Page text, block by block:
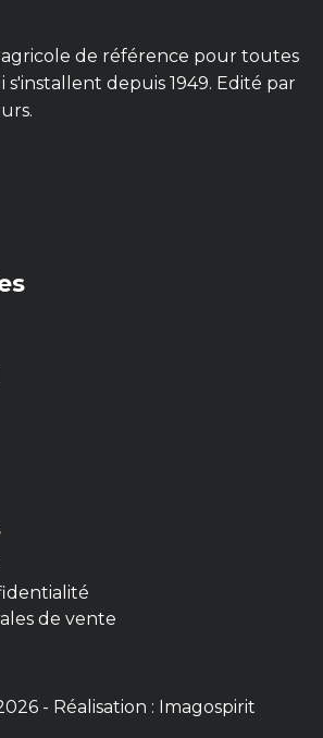
agricole de référence pour toutes
depuis 1949. Edité par
de vente
- Réalisation : Imagospirit